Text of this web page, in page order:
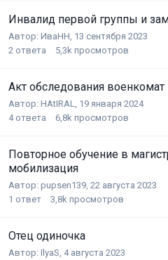
Инвалид первой группы и
Автор: ИваНН 13 сентября 2023
2 ответа 5,3k просмотров
Акт обследования военкомат
Автор: HAtIRAL
19 января 2024
4 ответа 6,8k просмотров
Повторное обучение в
мобилизация
Автор: pupsen139 22 августа 2023
1 ответ 3,8k просмотров
Отец одиночка
Автор: IlyaS 4 августа 2023